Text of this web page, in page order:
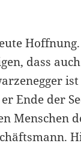
dass
Ende der
Menschen